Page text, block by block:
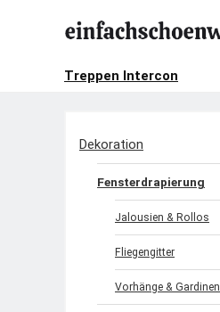
Treppen Intercon
Dekoration
Fensterdrapierung
Jalousien & Rollos
Fliegengitter
Vorhänge & Gardinen